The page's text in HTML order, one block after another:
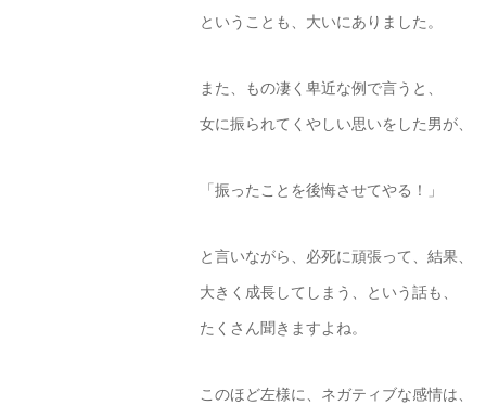
ということも、大いにありました。
また、もの凄く卑近な例で言うと、
女に振られてくやしい思いをした男が、
「振ったことを後悔させてやる！」
と言いながら、必死に頑張って、結果、
大きく成長してしまう、という話も、
たくさん聞きますよね。
このほど左様に、ネガティブな感情は、